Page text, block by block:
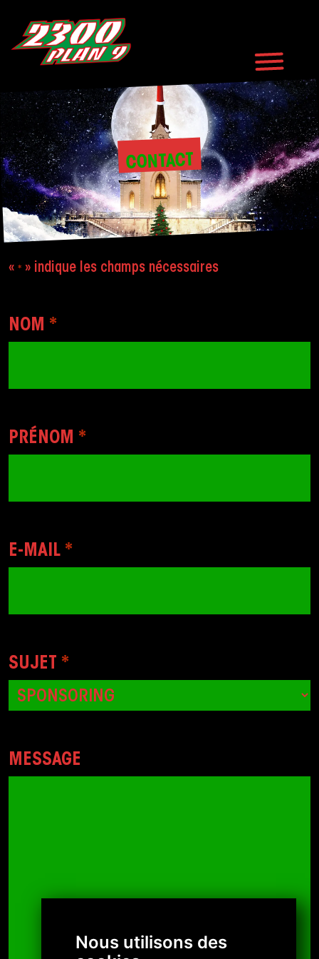
Nous utilisons des
CONTACT
« * » indique les champs nécessaires
NOM *
PRÉNOM *
E-MAIL *
SUJET *
MESSAGE